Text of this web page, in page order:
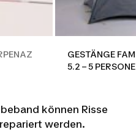
GESTÄNGE
5.2 – 5
können Risse
werden.